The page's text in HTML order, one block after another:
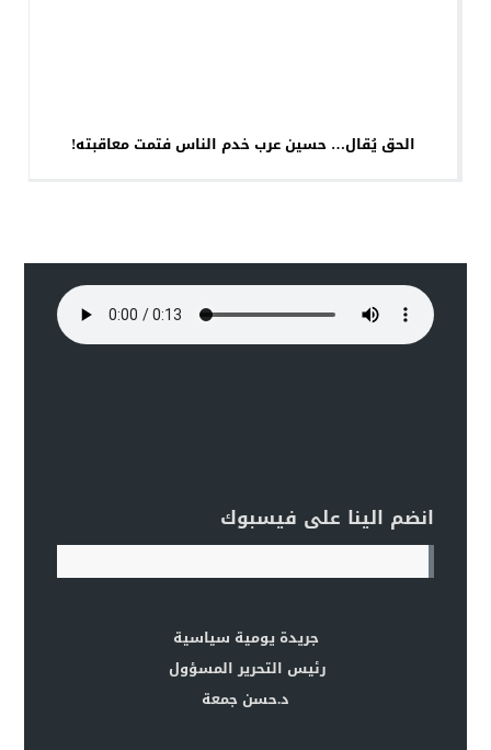
الحق يُقال… حسين عرب خدم الناس فتمت معاقبته!
انضم الينا على فيسبوك
جريدة يومية سياسية
رئيس التحرير المسؤول
د.حسن جمعة